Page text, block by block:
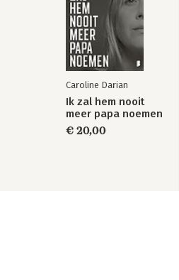
Caroline Darian
Ik zal hem nooit
meer papa noemen
€ 20,00